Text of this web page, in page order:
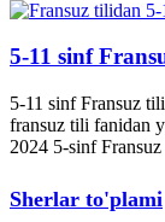
5-11 sinf
5-11 sinf Fransuz
fransuz tili fanidan
2024 5-sinf
Sherlar to'plami